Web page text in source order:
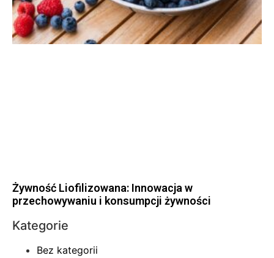
Żywność Liofilizowana: Innowacja w
przechowywaniu i konsumpcji żywności
Kategorie
Bez kategorii